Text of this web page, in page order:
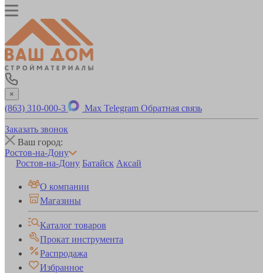
×
(863) 310-000-3 Max Telegram Обратная связь
Заказать звонок
Ваш город:
Ростов-на-Дону
Ростов-на-Дону Батайск Аксай
О компании
Магазины
Каталог товаров
Прокат инструмента
Распродажа
Избранное